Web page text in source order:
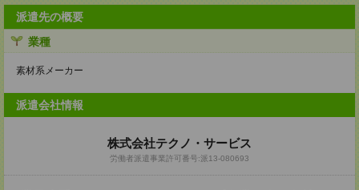
派遣先の概要
業種
素材系メーカー
派遣会社情報
株式会社テクノ・サービス
労働者派遣事業許可番号:派13-080693